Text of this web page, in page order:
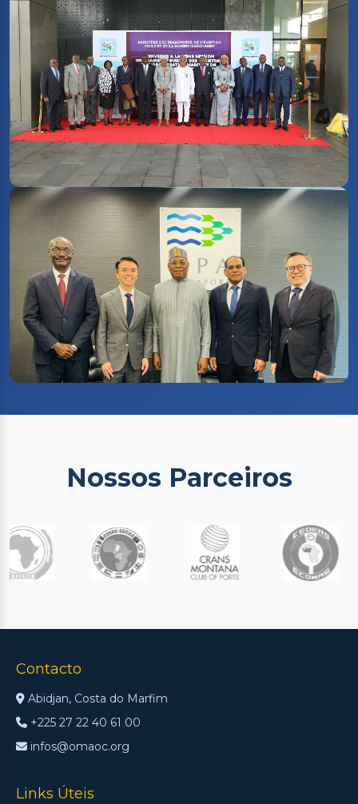
19/01/2026
11ª Sessão da Mesa de Ministros - 10 11 2025
Nossos Parceiros
Contacto
Abidjan, Costa do Marfim
+225 27 22 40 61 00
infos@omaoc.org
Links Úteis